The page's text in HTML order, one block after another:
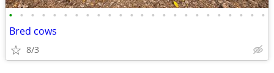
• • • • • • • • • • • • • • • • • • • • • • • •
Bred cows
8/3